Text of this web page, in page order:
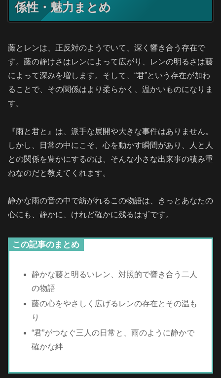
係性・魅力まとめ
藤とレンは、正反対のようでいて、深く響き合う存在で
す。藤の静けさはレンによって広がり、レンの明るさは藤
によって深みを増します。そして、“君”という存在が加わ
ることで、その関係はより柔らかく、温かいものになりま
す。
『雨と君と』は、派手な展開や大きな事件はありません。
しかし、日常の中にこそ、心を動かす瞬間があり、人と人
との関係を豊かにするのは、そんな小さな出来事の積み重
ねなのだと教えてくれます。
静かな雨の音の中で紡がれるこの物語は、きっとあなたの
心にも、静かに、けれど確かに残るはずです。
この記事のまとめ
静かな藤と明るいレン、対照的で響き合う二人
の物語
藤の心をやさしく広げるレンの存在とその温も
り
“君”がつなぐ三人の日常と、雨のように静かで
確かな絆